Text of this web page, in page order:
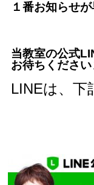
１番お知らせ
当教室の公式
お待ちください
LINEは、下